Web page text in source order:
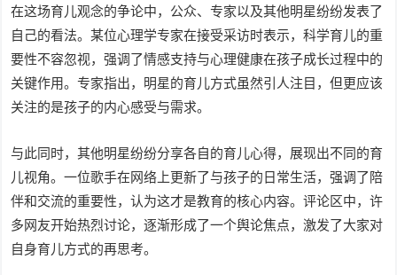
在这场育儿观念的争论中，公众、专家以及其他明星纷纷发表了
自己的看法。某位心理学专家在接受采访时表示，科学育儿的重
要性不容忽视，强调了情感支持与心理健康在孩子成长过程中的
关键作用。专家指出，明星的育儿方式虽然引人注目，但更应该
关注的是孩子的内心感受与需求。
与此同时，其他明星纷纷分享各自的育儿心得，展现出不同的育
儿视角。一位歌手在网络上更新了与孩子的日常生活，强调了陪
伴和交流的重要性，认为这才是教育的核心内容。评论区中，许
多网友开始热烈讨论，逐渐形成了一个舆论焦点，激发了大家对
自身育儿方式的再思考。